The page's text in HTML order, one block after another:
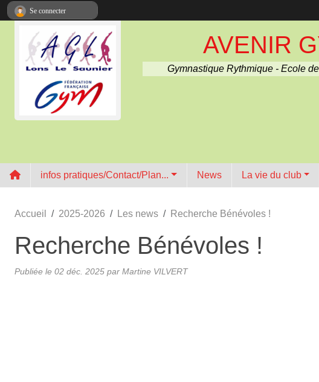
AVENIR
Gymnastique Rythmique - Ecole
infos pratiques/Contact/Plan... News La vie du club
Accueil 2025-2026 Les news Recherche Bénévoles !
Recherche Bénévoles !
Publiée le 02 déc. 2025 par Martine VILVERT
Se connecter
Panneau de gestion des cookies